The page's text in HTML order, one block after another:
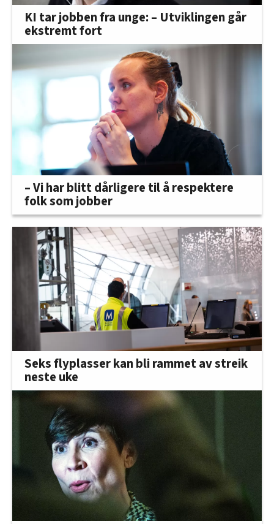
KI tar jobben fra unge: – Utviklingen går
ekstremt fort
– Vi har blitt dårligere til å respektere
folk som jobber
Seks flyplasser kan bli rammet av streik
neste uke